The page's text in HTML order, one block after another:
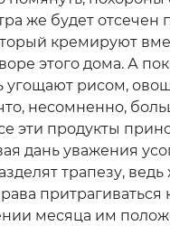
же будет отсечен
кремируют
этого дома. А
угощают рисом,
несомненно,
эти продукты
дань уважения
трапезу, ведь
притрагиваться
месяца им